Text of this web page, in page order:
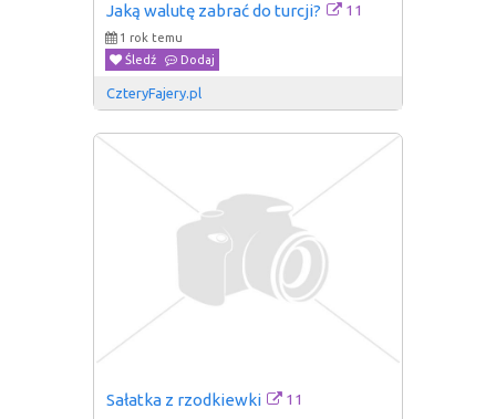
Jaką walutę zabrać do turcji? 11
1 rok temu
Śledź
Dodaj
CzteryFajery.pl
Sałatka z rzodkiewki 11